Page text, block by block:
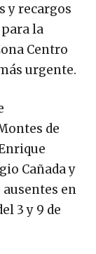
y recargos
la
Centro
urgente.
de
Cañada y
en
3 y 9 de